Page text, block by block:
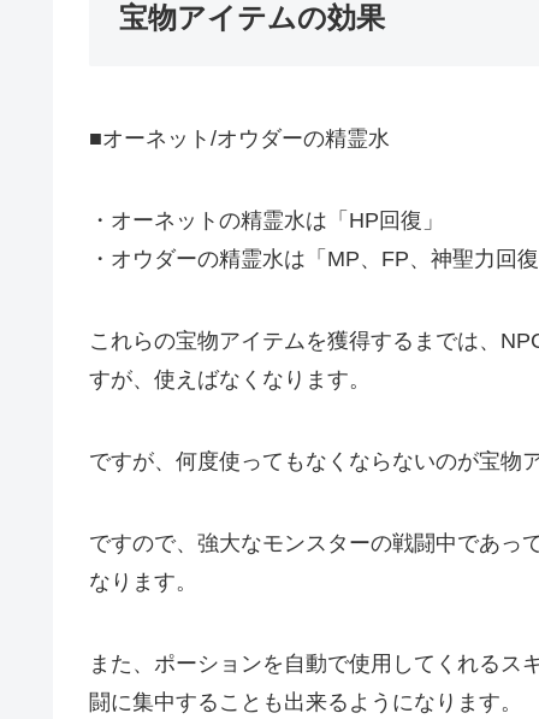
宝物アイテムの効果
■オーネット/オウダーの精霊水
・オーネットの精霊水は「HP回復」
・オウダーの精霊水は「MP、FP、神聖力回
これらの宝物アイテムを獲得するまでは、
すが、使えばなくなります。
ですが、何度使ってもなくならないのが宝物
ですので、強大なモンスターの戦闘中であっ
なります。
また、ポーションを自動で使用してくれる
闘に集中することも出来るようになります。